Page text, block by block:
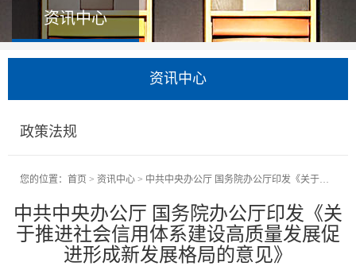
资讯中心
资讯中心
政策法规
您的位置： 首页 > 资讯中心 > 中共中央办公厅 国务院办公厅印发《关于推进社会信用体系建设高质量发展促进形成新发展格局的意见》
中共中央办公厅 国务院办公厅印发《关
于推进社会信用体系建设高质量发展促
进形成新发展格局的意见》